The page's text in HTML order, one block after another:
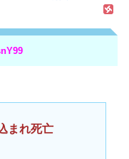
まれ死亡